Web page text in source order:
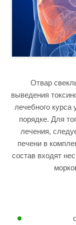
Отвар
выведения
лечебного курса
порядке. Для
лечения,
печени в
состав входят